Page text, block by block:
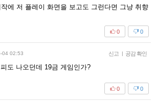
에 저 플레이 화면을 보고도 그런다면 그냥 취향
0
0
04 02:53 신고 공감 확인
도 나오던데 19금 게임인가?
0
0